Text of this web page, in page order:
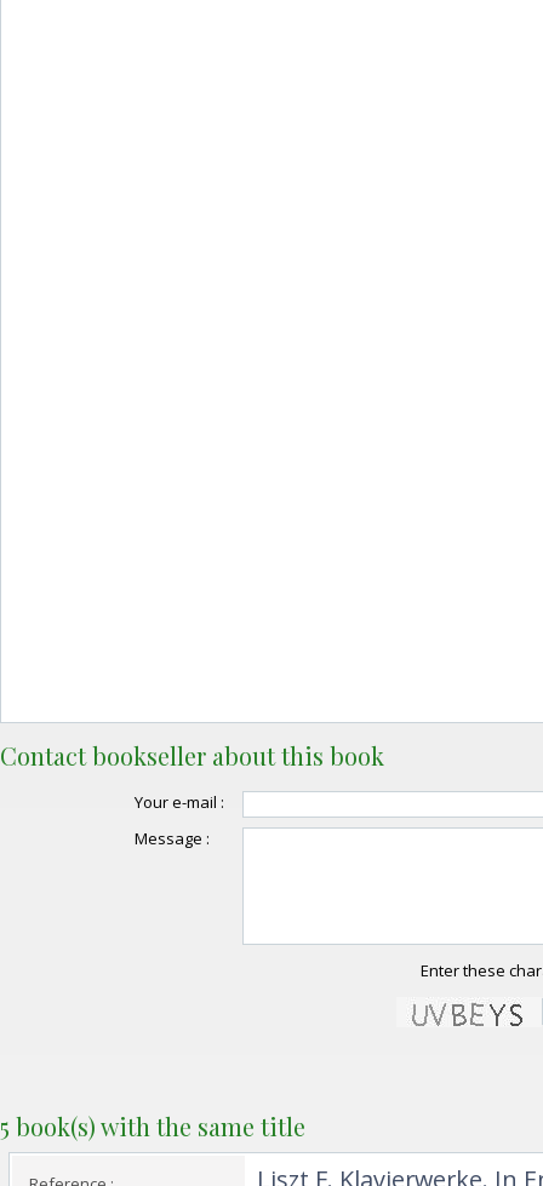
Contact bookseller about this book
Your e-mail :
Message :
Enter these
5 book(s) with the same title
‎Liszt F. Klavierwerke. In